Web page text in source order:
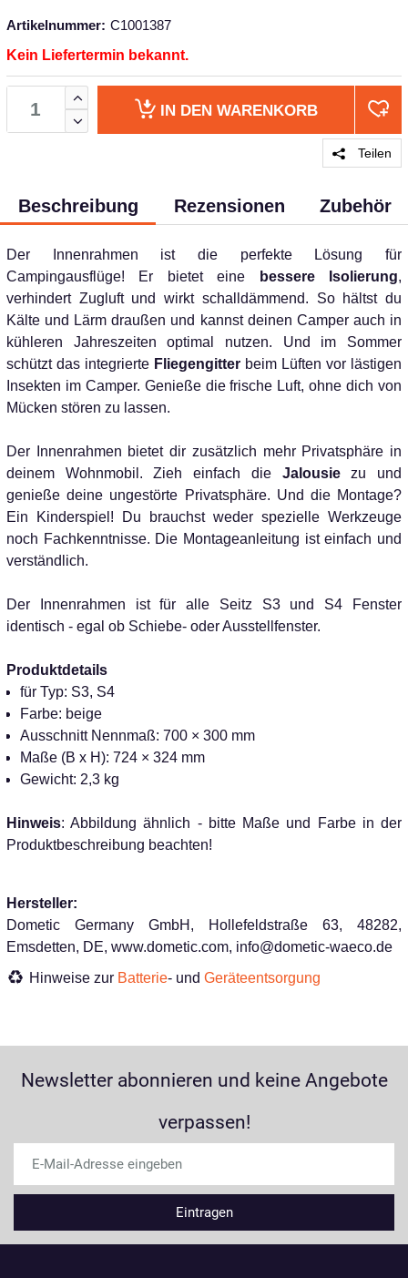
Artikelnummer: C1001387
Kein Liefertermin bekannt.
IN DEN WARENKORB
Teilen
Beschreibung Rezensionen Zubehör
Der Innenrahmen ist die perfekte Lösung für
Campingausflüge! Er bietet eine
bessere Isolierung,
verhindert Zugluft und wirkt schalldämmend. So hältst du
Kälte und Lärm draußen und kannst deinen Camper auch in
kühleren Jahreszeiten optimal nutzen. Und im Sommer
schützt das integrierte Fliegengitter beim Lüften vor lästigen
Insekten im Camper. Genieße die frische Luft, ohne dich von
Mücken stören zu lassen.
Der Innenrahmen bietet dir zusätzlich mehr Privatsphäre in
deinem Wohnmobil. Zieh einfach die Jalousiezu und
genieße deine ungestörte Privatsphäre. Und die Montage?
Ein Kinderspiel! Du brauchst weder spezielle Werkzeuge
noch Fachkenntnisse. Die Montageanleitung ist einfach und
verständlich.
Der Innenrahmen ist für alle Seitz S3 und S4 Fenster
identisch - egal ob Schiebe- oder Ausstellfenster.
Produktdetails
für Typ: S3, S4
Farbe: beige
Ausschnitt Nennmaß: 700 × 300 mm
Maße (B x H): 724 × 324 mm
Gewicht: 2,3 kg
Hinweis: Abbildung ähnlich - bitte Maße und Farbe in der
Produktbeschreibung beachten!
Hersteller:
Dometic Germany GmbH, Hollefeldstraße 63, 48282,
Emsdetten, DE, www.dometic.com, info@dometic-waeco.de
Hinweise zur Batterie- und Geräteentsorgung
Newsletter abonnieren und keine Angebote
verpassen!